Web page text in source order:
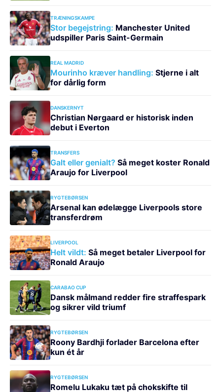
TRÆNINGSKAMPE
Stor begejstring: Manchester United
udspiller Paris Saint-Germain
REAL MADRID
Mourinho kræver handling: Stjerne i alt
for dårlig form
DANSKERNYT
Christian Nørgaard er historisk inden
debut i Everton
TRANSFERS
Galt eller genialt? Så meget koster Ronald
Araujo for Liverpool
RYGTEBØRSEN
Arsenal kan ødelægge Liverpools store
transferdrøm
LIVERPOOL
Helt vildt: Så meget betaler Liverpool for
Ronald Araujo
CARABAO CUP
Dansk målmand redder fire straffespark
og sikrer vild triumf
RYGTEBØRSEN
Roony Bardhji forlader Barcelona efter
kun ét år
RYGTEBØRSEN
Romelu Lukaku tæt på chokskifte til